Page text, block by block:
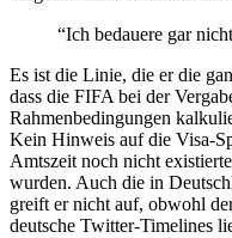
“Ich bedauere gar
Es ist die Linie, die er die
dass die FIFA bei der
Rahmenbedingungen
Kein Hinweis auf die Visa-
Amtszeit noch nicht
wurden. Auch die in
greift er nicht auf, obwohl
deutsche Twitter-Timelines